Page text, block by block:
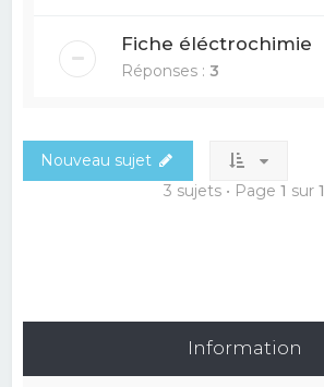
Fiche éléctrochimie
Réponses :3
Nouveau sujet
3 sujets • Page 1 sur 1
Information